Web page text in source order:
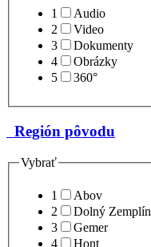
1
Audio
2
Video
3
Dokumenty
4
Obrázky
5
360°
Región pôvodu
Vybrať
1
Abov
2
Dolný Zemplín
3
Gemer
4
Hont